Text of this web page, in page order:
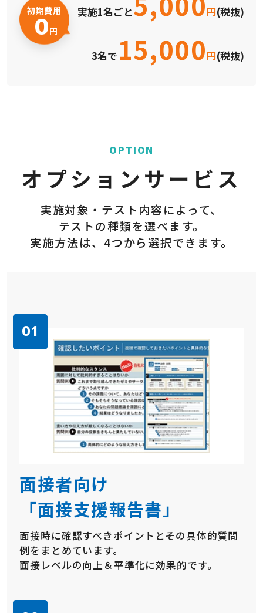
初期費用
0円
実施1名ごと 円(税抜)
3名で 15,000円(税抜)
OPTION
オプションサービス
実施対象・テスト内容によって、
テストの種類を選べます。
実施方法は、4つから選択できます。
面接者向け
「面接支援報告書」
面接時に確認すべきポイントとその具体的質問
例をまとめています。
面接レベルの向上＆平準化に効果的です。